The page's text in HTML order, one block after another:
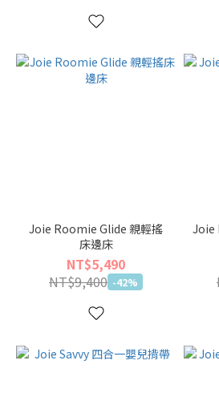
Joie Roomie Glide 親輕搖
床邊床
NT$5,490
NT$9,400 -42%
Joie